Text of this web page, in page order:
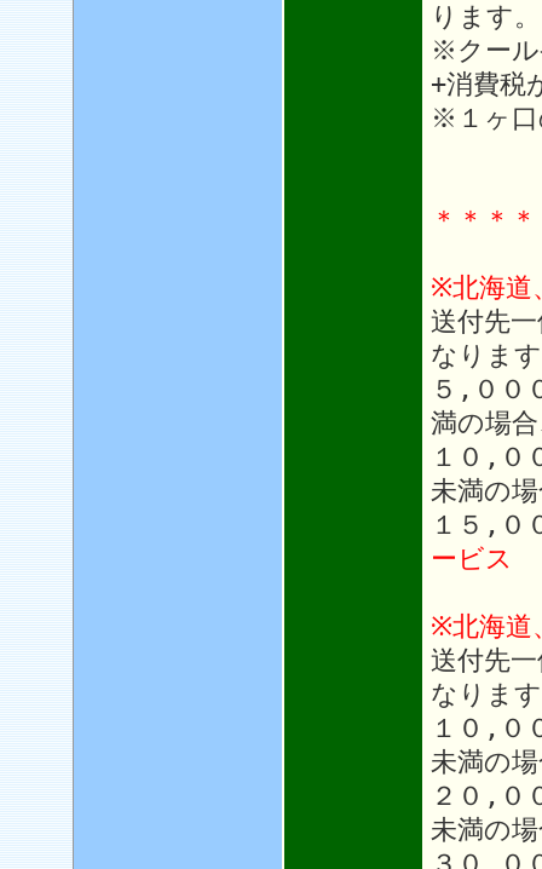
ります。
※クール
+消費税
※１ヶ口
＊＊＊
※北海道
送付先
なりま
５,００
満の場
１０,０
未満の
１５,０
ービス
※北海道
送付先
なりま
１０,０
未満の
２０,０
未満の